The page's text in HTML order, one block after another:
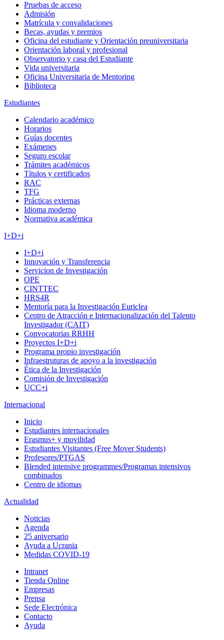
Pruebas de acceso
Admisión
Matrícula y convalidaciones
Becas, ayudas y premios
Oficina del estudiante y Orientación preuniversitaria
Orientación laboral y profesional
Observatorio y casa del Estudiante
Vida universitaria
Oficina Universitaria de Mentoring
Biblioteca
Estudiantes
Calendario académico
Horarios
Guías docentes
Exámenes
Seguro escolar
Trámites académicos
Títulos y certificados
RAC
TFG
Prácticas externas
Idioma moderno
Normativa académica
I+D+i
I+D+i
Innovación y Transferencia
Servicion de Investigación
OPE
CINTTEC
HRS4R
Mentoría para la Investigación Euriclea
Centro de Atracción e Internacionalización del Talento
Investigador (CAIT)
Convocatorias RRHH
Proyectos I+D+i
Programa propio investigación
Infraestruturas de apoyo a la investigación
Ética de la Investigación
Comisión de Investigación
UCC+i
Internacional
Inicio
Estudiantes internacionales
Erasmus+ y movilidad
Estudiantes Visitantes (Free Mover Students)
Profesores/PTGAS
Blended intensive programmes/Programas intensivos
combinados
Centro de idiomas
Actualidad
Noticias
Agenda
25 aniversario
Ayuda a Ucrania
Medidas COVID-19
Intranet
Tienda Online
Empresas
Prensa
Sede Electrónica
Contacto
Ayuda